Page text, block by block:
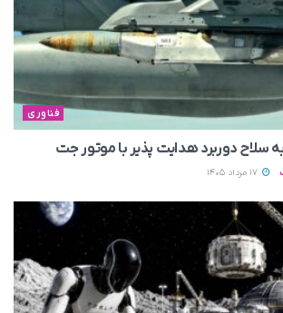
فناوری